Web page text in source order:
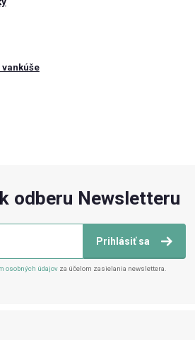
vankúše
odberu Newsletteru
Prihlásiť sa
osobných údajov za účelom zasielania newslettera.